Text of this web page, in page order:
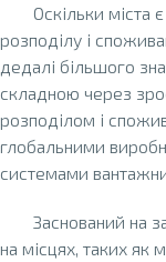
Оскільки міста
розподілу і
дедалі більшого
складною через
розподілом і
глобальними
системами
Заснований на
на місцях, таких як